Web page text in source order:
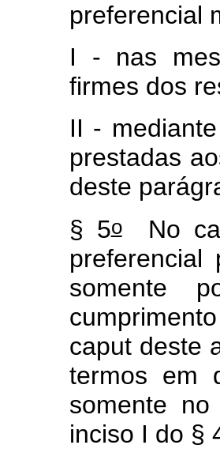
preferencial
I - nas
firmes dos
II -
prestadas
deste
§ 5oNo
somente
caput deste
termos em
somente
inciso I do §